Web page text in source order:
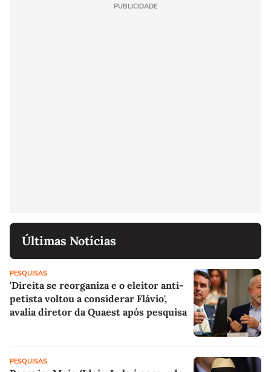
PUBLICIDADE
Últimas Notícias
PESQUISAS
'Direita se reorganiza e o eleitor anti-
petista voltou a considerar Flávio',
avalia diretor da Quaest após pesquisa
PESQUISAS